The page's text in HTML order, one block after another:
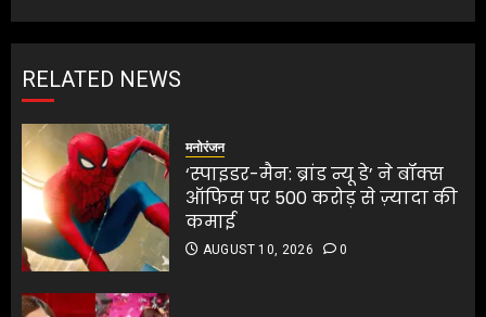
RELATED NEWS
मनोरंजन
‘स्पाइडर-मैन: ब्रांड न्यू डे’ ने बॉक्स
ऑफिस पर 500 करोड़ से ज़्यादा की
कमाई
AUGUST 10, 2026 0